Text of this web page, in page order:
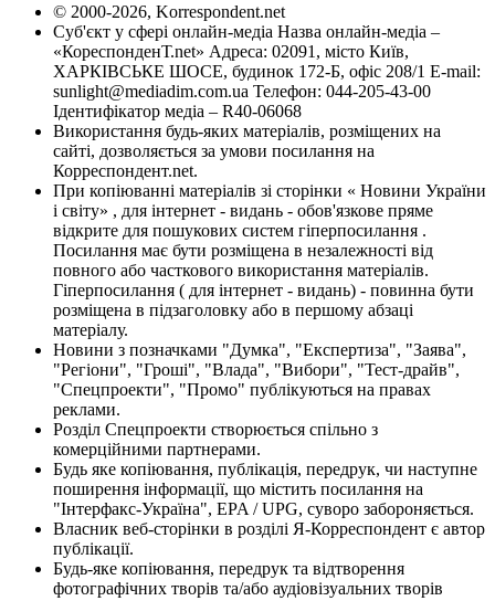
© 2000-2026, Korrespondent.net
Суб'єкт у сфері онлайн-медіа Назва онлайн-медіа –
«КореспонденТ.net» Адреса: 02091, місто Київ,
ХАРКІВСЬКЕ ШОСЕ, будинок 172-Б, офіс 208/1 E-mail:
sunlight@mediadim.com.ua Телефон: 044-205-43-00
Ідентифікатор медіа – R40-06068
Використання будь-яких матеріалів, розміщених на
сайті, дозволяється за умови посилання на
Корреспондент.net.
При копіюванні матеріалів зі сторінки « Новини України
і світу» , для інтернет - видань - обов'язкове пряме
відкрите для пошукових систем гіперпосилання .
Посилання має бути розміщена в незалежності від
повного або часткового використання матеріалів.
Гіперпосилання ( для інтернет - видань) - повинна бути
розміщена в підзаголовку або в першому абзаці
матеріалу.
Новини з позначками "Думка", "Експертиза", "Заява",
"Регіони", "Гроші", "Влада", "Вибори", "Тест-драйв",
"Спецпроекти", "Промо" публікуються на правах
реклами.
Розділ Спецпроекти створюється спільно з
комерційними партнерами.
Будь яке копіювання, публікація, передрук, чи наступне
поширення інформації, що містить посилання на
"Інтерфакс-Україна", EPA / UPG, суворо забороняється.
Власник веб-сторінки в розділі Я-Корреспондент є автор
публікації.
Будь-яке копіювання, передрук та відтворення
фотографічних творів та/або аудіовізуальних творів